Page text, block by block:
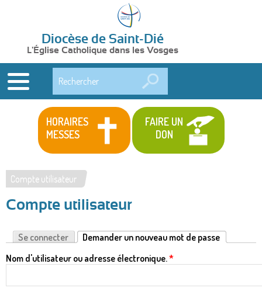
Diocèse de Saint-Dié
L'Église Catholique dans les Vosges
HORAIRES
MESSES
FAIRE UN
DON
Vous
êtes
ici
Compte utilisateur
Compte utilisateur
Onglets
Se connecter
Demander un nouveau mot de passe
Nom d'utilisateur ou adresse électronique.*